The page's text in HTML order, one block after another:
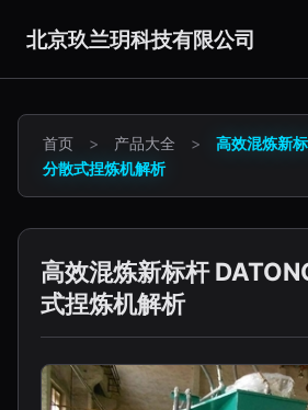
北京玖兰玥科技有限公司
首页 > 产品大全 >
高效混炼新
分散式捏炼机解析
高效混炼新标杆
式捏炼机解析